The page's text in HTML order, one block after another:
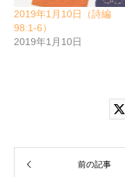
2019年1月10日（詩編
98:1-6）
2019年1月10日

前の記事